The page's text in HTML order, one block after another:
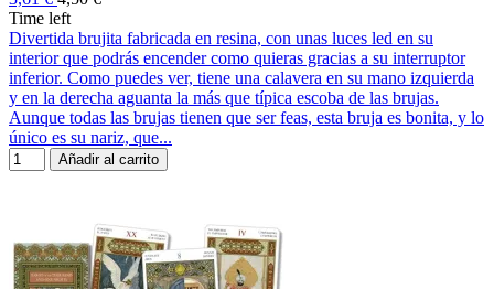
Time left
Divertida brujita fabricada en resina, con unas luces led en su
interior que podrás encender como quieras gracias a su interruptor
inferior. Como puedes ver, tiene una calavera en su mano izquierda
y en la derecha aguanta la más que típica escoba de las brujas.
Aunque todas las brujas tienen que ser feas, esta bruja es bonita, y lo
único es su nariz, que...
Añadir al carrito